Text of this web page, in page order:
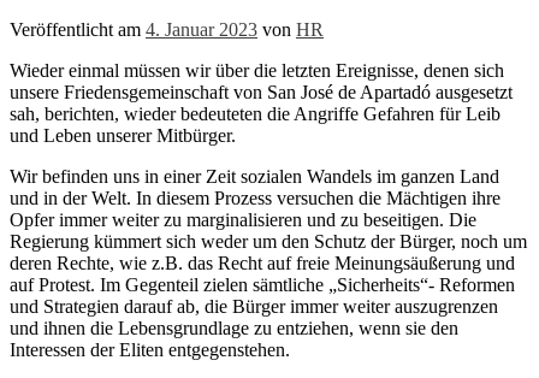
Veröffentlicht am 4. Januar 2023 von HR
Wieder einmal müssen wir über die letzten Ereignisse, denen sich
unsere Friedensgemeinschaft von San José de Apartadó ausgesetzt
sah, berichten, wieder bedeuteten die Angriffe Gefahren für Leib
und Leben unserer Mitbürger.
Wir befinden uns in einer Zeit sozialen Wandels im ganzen Land
und in der Welt. In diesem Prozess versuchen die Mächtigen ihre
Opfer immer weiter zu marginalisieren und zu beseitigen. Die
Regierung kümmert sich weder um den Schutz der Bürger, noch um
deren Rechte, wie z.B. das Recht auf freie Meinungsäußerung und
auf Protest. Im Gegenteil zielen sämtliche „Sicherheits“- Reformen
und Strategien darauf ab, die Bürger immer weiter auszugrenzen
und ihnen die Lebensgrundlage zu entziehen, wenn sie den
Interessen der Eliten entgegenstehen.